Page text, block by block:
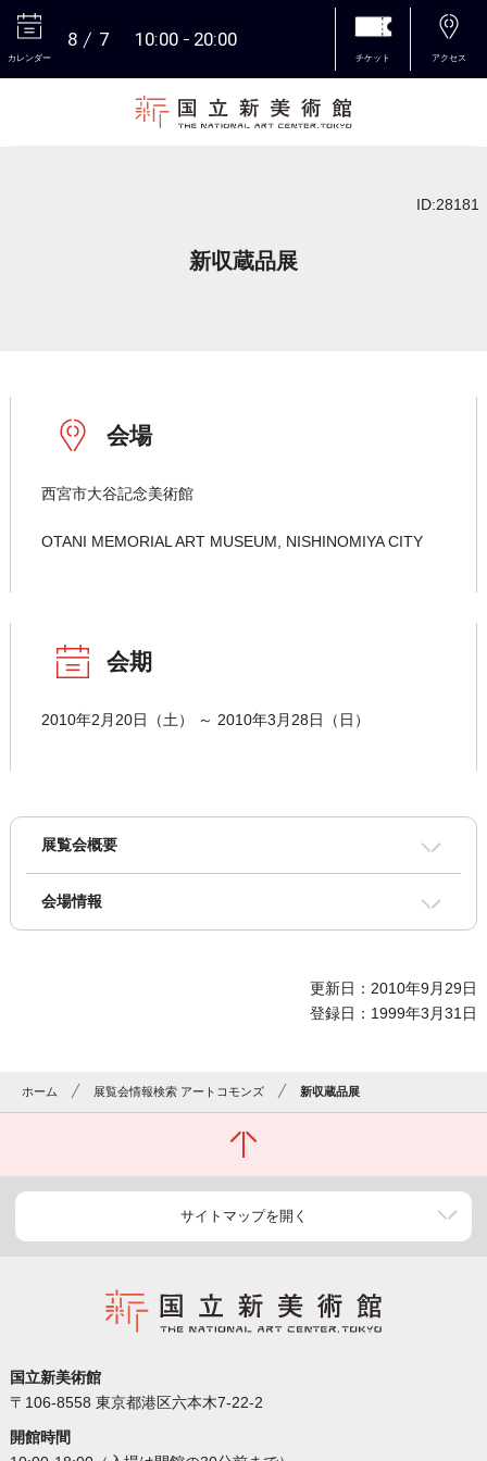
カレンダー
8 7 10:00 20:00
チケット アクセス
ID:28181
新収蔵品展
会場
西宮市大谷記念美術館
OTANI MEMORIAL ART MUSEUM, NISHINOMIYA CITY
会期
2010年2月20日（土） ～ 2010年3月28日（日）
展覧会概要
会場情報
更新日：2010年9月29日
登録日：1999年3月31日
ホーム 展覧会情報検索 アートコモンズ 新収蔵品展
サイトマップを開く
国立新美術館
〒106-8558 東京都港区六本木7-22-2
開館時間